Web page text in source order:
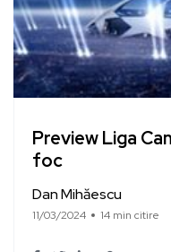
Preview Liga
foc
Dan Mihăescu
11/03/2024 14 min citire